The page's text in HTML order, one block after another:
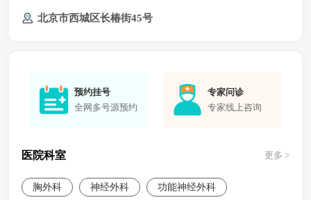
北京市西城区长椿街45号
预约挂号
全网多号源预约
专家问诊
专家线上咨询
医院科室 更多 >
胸外科 神经外科 功能神经外科